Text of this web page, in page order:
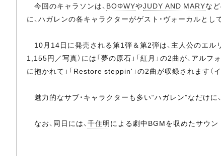
今回のキャラソンは、 BOΦWYやJUDY AND MARYな
に、ハガレンの各キャラクターがゲスト・ヴォーカルとし
10月14日に発売される第1弾＆第2弾は、主人公のエルリ
1,155円／写真）には「夢の原石」「紅月」の2曲が、アルフ
に抱かれて」「Restore steppin'」の2曲が収録されます（イ
魅力的なサブ・キャラクターも多い“ハガレン”なだけに
なお、同日には、千住明による劇中BGMを収めたサウ